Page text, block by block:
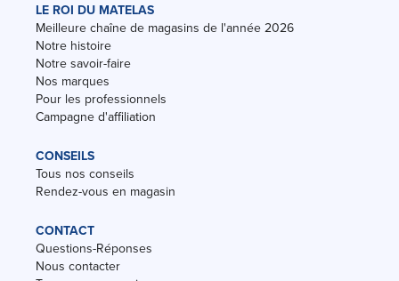
LE ROI DU MATELAS
Meilleure chaîne de magasins de l'année 2026
Notre histoire
Notre savoir-faire
Nos marques
Pour les professionnels
Campagne d'affiliation
CONSEILS
Tous nos conseils
Rendez-vous en magasin
CONTACT
Questions-Réponses
Nous contacter